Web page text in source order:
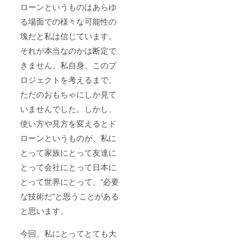
ローンというものはあらゆ
る場面での様々な可能性の
塊だと私は信じています。
それが本当なのかは断定で
きません。私自身、このプ
ロジェクトを考えるまで、
ただのおもちゃにしか見て
いませんでした。しかし、
使い方や見方を変えるとド
ローンというものが、私に
とって家族にとって友達に
とって会社にとって日本に
とって世界にとって、”必要
な技術だ”と思うことがある
と思います。
今回、私にとってとても大